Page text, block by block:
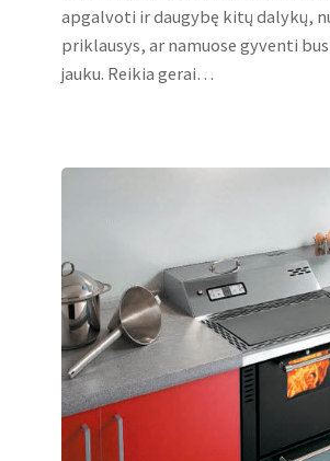
apgalvoti ir daugybę kitų dalykų,
priklausys, ar namuose gyventi
jauku. Reikia gerai…